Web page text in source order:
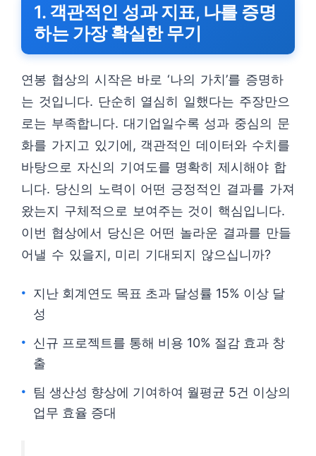
1. 객관적인 성과 지표, 나를 증명
하는 가장 확실한 무기
연봉 협상의 시작은 바로 ‘나의 가치’를 증명하
는 것입니다. 단순히 열심히 일했다는 주장만으
로는 부족합니다. 대기업일수록 성과 중심의 문
화를 가지고 있기에, 객관적인 데이터와 수치를
바탕으로 자신의 기여도를 명확히 제시해야 합
니다. 당신의 노력이 어떤 긍정적인 결과를 가져
왔는지 구체적으로 보여주는 것이 핵심입니다.
이번 협상에서 당신은 어떤 놀라운 결과를 만들
어낼 수 있을지, 미리 기대되지 않으십니까?
지난 회계연도 목표 초과 달성률 15% 이상 달
성
신규 프로젝트를 통해 비용 10% 절감 효과 창
출
팀 생산성 향상에 기여하여 월평균 5건 이상의
업무 효율 증대